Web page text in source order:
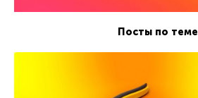
Посты по теме